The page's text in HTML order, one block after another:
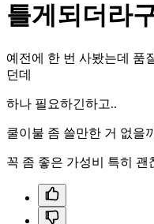
틀게되더라
예전에 한 번 사봤는데 품
던데
하나 필요하긴하고..
쿨이불 좀 쓸만한 거 없을
꼭 좀 좋은 가성비 특히